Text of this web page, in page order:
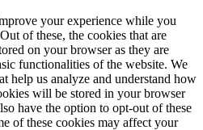
your experience while you
of these, the cookies that are
on your browser as they are
functionalities of the website. We
help us analyze and understand how
will be stored in your browser
have the option to opt-out of these
of these cookies may affect your